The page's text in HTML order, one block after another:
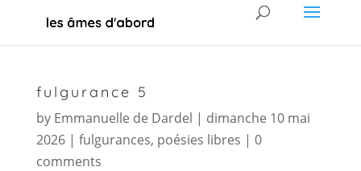
fulgurance 5
by Emmanuelle de Dardel | dimanche 10 mai
2026| fulgurances, poésies libres | 0
comments